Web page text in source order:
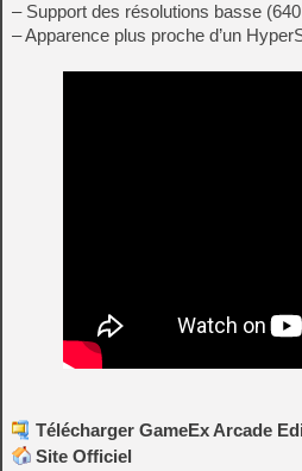
– Support des résolutions basse
– Apparence plus proche d’un
Télécharger GameEx Arcade
Site Officiel